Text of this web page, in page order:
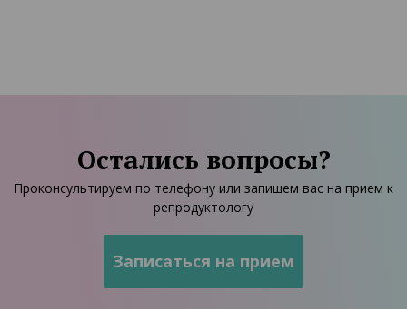
Остались вопросы?
Проконсультируем по телефону или запишем вас на прием к
репродуктологу